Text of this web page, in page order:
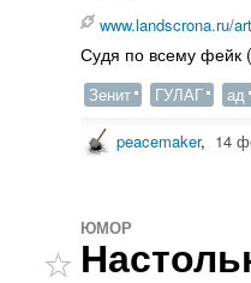
www.landscrona.ru/
Судя по всему фейк
Зенит ГУЛАГ ад
peacemaker, 14
ЮМОР